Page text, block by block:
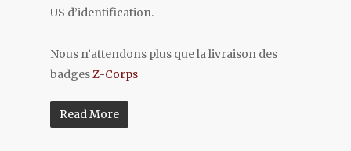
US d’identification.
Nous n’attendons plus que la livraison des
badgesZ-Corps
Read More